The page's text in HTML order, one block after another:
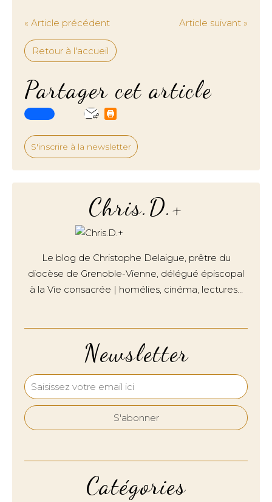
« Article précédent Article suivant »
Retour à l'accueil
Partager cet article
S'inscrire à la newsletter
Newsletter
Catégories
Chris.D.+
Le blog de Christophe Delaigue, prêtre du
diocèse de Grenoble-Vienne, délégué épiscopal
à la Vie consacrée | homélies, cinéma, lectures…